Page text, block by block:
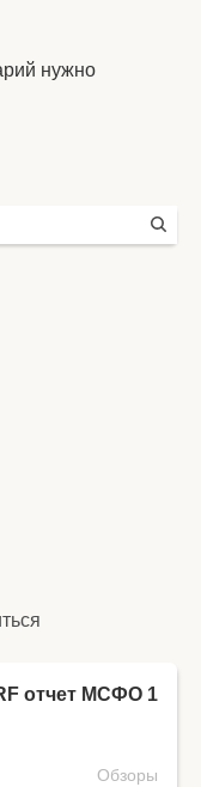
нужно
отчет МСФО 1
Обзоры